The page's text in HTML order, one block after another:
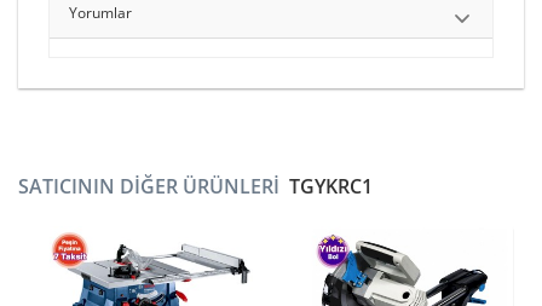
Yorumlar
SATICININ DIĞER ÜRÜNLERI TGYKRC1